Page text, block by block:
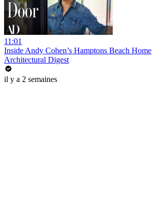
11:01
Inside Andy Cohen’s Hamptons Beach Home
Architectural Digest
il y a 2 semaines